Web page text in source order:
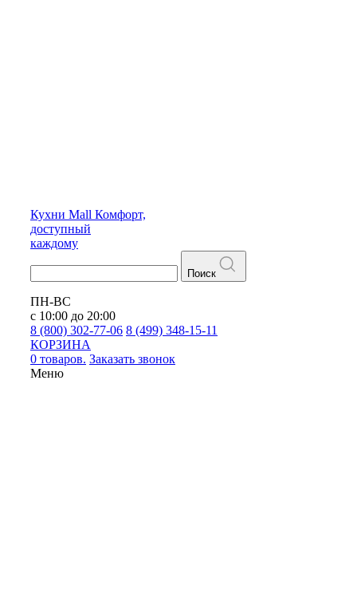
Кухни Mall Комфорт,
доступный
каждому
Поиск
ПН-ВС
с 10:00 до 20:00
8 (800) 302-77-06 8 (499) 348-15-11
КОРЗИНА
0 товаров. Заказать звонок
Меню